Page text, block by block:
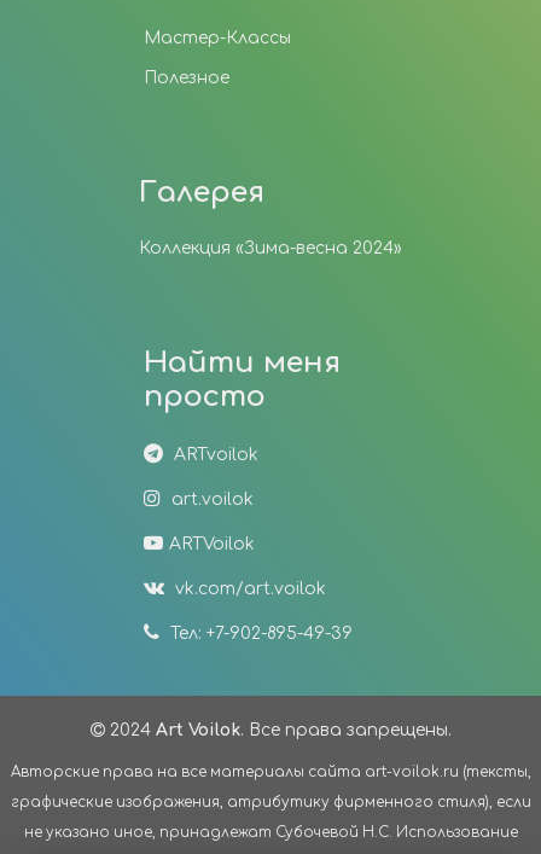
Мастер-Классы
Полезное
Галерея
Коллекция «Зима-весна 2024»
Найти меня
просто
ARTvoilok
art.voilok
ARTVoilok
vk.com/art.voilok
Тел: +7-902-895-49-39
2024 Art Voilok. Все права запрещены.
Авторские права на все материалы сайта art-voilok.ru (тексты,
графические изображения, атрибутику фирменного стиля), если
не указано иное, принадлежат Субочевой Н.С. Использование